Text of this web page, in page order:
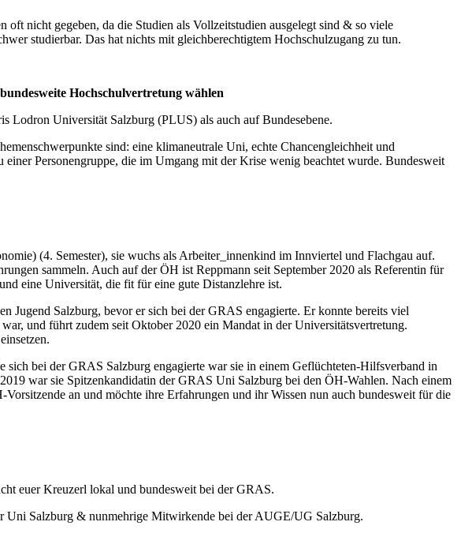
nicht gegeben, da die Studien als Vollzeitstudien ausgelegt sind & so viele
studierbar. Das hat nichts mit gleichberechtigtem Hochschulzugang zu tun.
Hochschulvertretung wählen
Lodron Universität Salzburg (PLUS) als auch auf Bundesebene.
sind: eine klimaneutrale Uni, echte Chancengleichheit und
Personengruppe, die im Umgang mit der Krise wenig beachtet wurde. Bundesweit
(4. Semester), sie wuchs als Arbeiter_innenkind im Innviertel und Flachgau auf.
sammeln. Auch auf der ÖH ist Reppmann seit September 2020 als Referentin für
eine Universität, die fit für eine gute Distanzlehre ist.
Jugend Salzburg, bevor er sich bei der GRAS engagierte. Er konnte bereits viel
und führt zudem seit Oktober 2020 ein Mandat in der Universitätsvertretung.
bei der GRAS Salzburg engagierte war sie in einem Geflüchteten-Hilfsverband in
war sie Spitzenkandidatin der GRAS Uni Salzburg bei den ÖH-Wahlen. Nach einem
an und möchte ihre Erfahrungen und ihr Wissen nun auch bundesweit für die
euer Kreuzerl lokal und bundesweit bei der GRAS.
Uni Salzburg & nunmehrige Mitwirkende bei der AUGE/UG Salzburg.